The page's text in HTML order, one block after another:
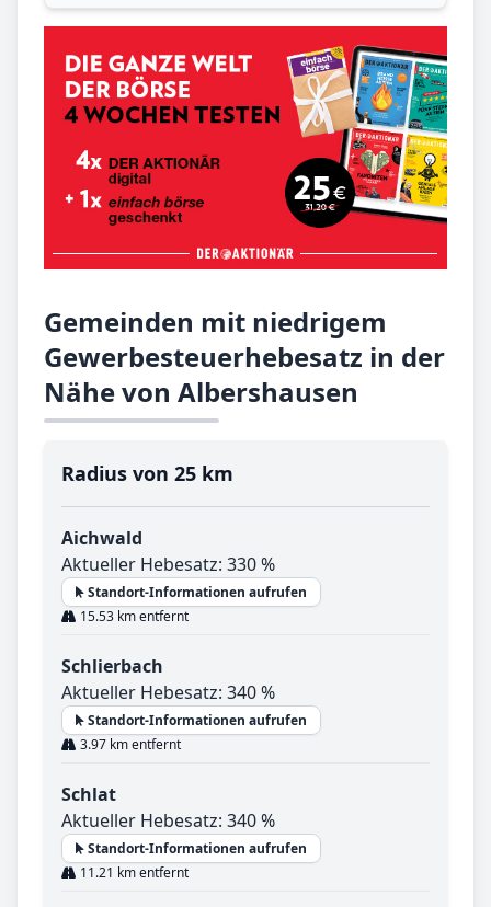
Gemeinden mit niedrigem
Gewerbesteuerhebesatz in der
Nähe von Albershausen
Radius von 25 km
Aichwald
Aktueller Hebesatz: 330 %
Standort-Informationen aufrufen
15.53 km entfernt
Schlierbach
Aktueller Hebesatz: 340 %
Standort-Informationen aufrufen
3.97 km entfernt
Schlat
Aktueller Hebesatz: 340 %
Standort-Informationen aufrufen
11.21 km entfernt